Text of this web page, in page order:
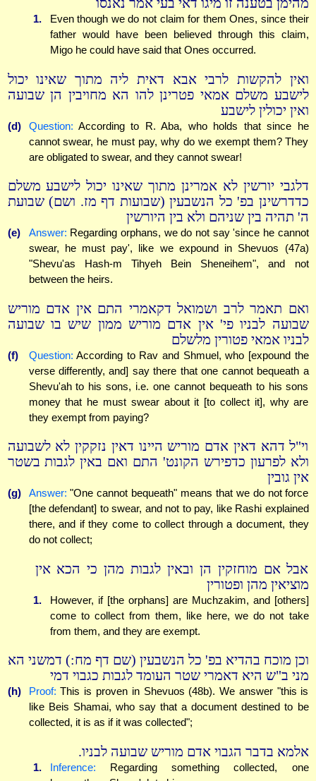
מהימן בטענה זו מיגו דאי בעי אמר נאנסו
1.
Even though we do not claim for them Ones, since their
father would have been believed through this claim,
Migo he could have said that Ones occurred.
ואין להקשות לרבי אבא דאית ליה מתוך שאינו יכול
לישבע משלם אמאי פטרינן להו הא מחויבין הן שבועה
ואין יכולין לישבע
(d) Question: According to R. Aba, who holds that since he
cannot swear, he must pay, why do we exempt them? They
are obligated to swear, and they cannot swear!
דלגבי יורשין לא אמרינן מתוך שאינו יכול לישבע משלם
כדדרשינן בפ' כל הנשבעין (שבועות דף מז. ושם) שבועת
ה' תהיה בין שניהם ולא בין היורשין
(e) Answer: Regarding orphans, we do not say 'since he cannot
swear, he must pay', like we expound in Shevuos (47a)
"Shevu'as Hash-m Tihyeh Bein Sheneihem", and not
between the heirs.
ואם תאמר לרב ושמואל דקאמרי התם אין אדם מוריש
שבועה לבניו פי' אין אדם מוריש ממון שיש בו שבועה
לבניו אמאי פטורין מלשלם
(f) Question: According to Rav and Shmuel, who [expound the
verse differently, and] say there that one cannot bequeath a
Shevu'ah to his sons, i.e. one cannot bequeath to his sons
money that he must swear about it [to collect it], why are
they exempt from paying?
וי"ל דהא דאין אדם מוריש היינו דאין נזקקין לא לשבועה
ולא לפרעון כדפירש הקונט' התם ואם באין לגבות בשטר
אין גובין
(g) Answer: "One cannot bequeath" means that we do not force
[the defendant] to swear, and not to pay, like Rashi explained
there, and if they come to collect through a document, they
do not collect;
אבל אם מוחזקין הן ובאין לגבות מהן כי הכא אין
מוציאין מהן ופטורין
1.
However, if [the orphans] are Muchzakim, and [others]
come to collect from them, like here, we do not take
from them, and they are exempt.
וכן מוכח בהדיא בפ' כל הנשבעין (שם דף מח:) דמשני הא
מני ב"ש היא דאמרי שטר העומד לגבות כגבוי דמי
(h) Proof: This is proven in Shevuos (48b). We answer "this is
like Beis Shamai, who say that a document destined to be
collected, it is as if it was collected";
אלמא בדבר הגבוי אדם מוריש שבועה לבניו.
1. Inference: Regarding something collected, one